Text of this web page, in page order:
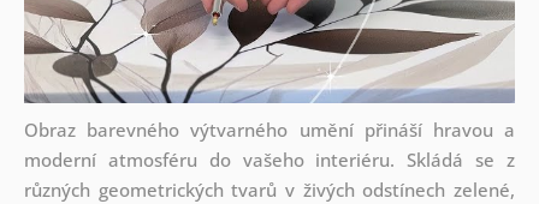
Obraz barevného výtvarného umění přináší hravou a
moderní atmosféru do vašeho interiéru. Skládá se z
různých geometrických tvarů v živých odstínech zelené,